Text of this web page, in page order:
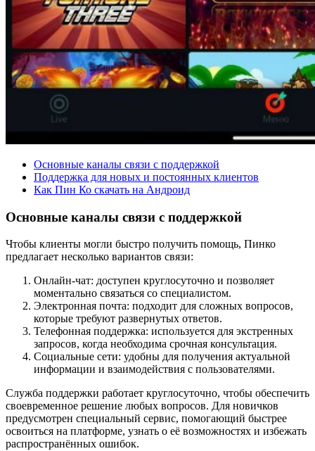
Основные каналы связи с поддержкой
Поддержка для новых и постоянных клиентов
Как Пин Ко скачать на Андроид
Основные каналы связи с поддержкой
Чтобы клиенты могли быстро получить помощь, Пинко
предлагает несколько вариантов связи:
Онлайн-чат: доступен круглосуточно и позволяет
моментально связаться со специалистом.
Электронная почта: подходит для сложных вопросов,
которые требуют развернутых ответов.
Телефонная поддержка: используется для экстренных
запросов, когда необходима срочная консультация.
Социальные сети: удобны для получения актуальной
информации и взаимодействия с пользователями.
Служба поддержки работает круглосуточно, чтобы обеспечить
своевременное решение любых вопросов. Для новичков
предусмотрен специальный сервис, помогающий быстрее
освоиться на платформе, узнать о её возможностях и избежать
распространённых ошибок.